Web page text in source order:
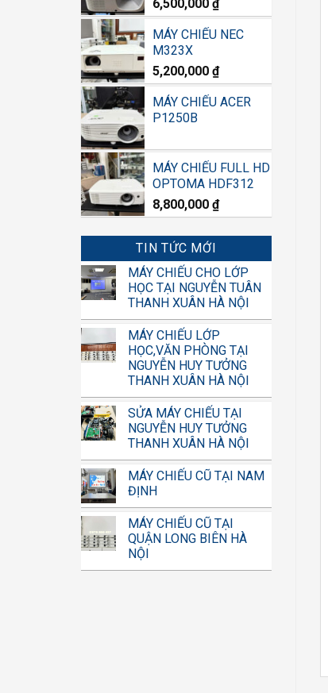
6,500,000 ₫
MÁY CHIẾU NEC
M323X
5,200,000 ₫
MÁY CHIẾU ACER
P1250B
MÁY CHIẾU FULL HD
OPTOMA HDF312
8,800,000 ₫
TIN TỨC MỚI
MÁY CHIẾU CHO LỚP
HỌC TẠI NGUYỄN TUÂN
THANH XUÂN HÀ NỘI
MÁY CHIẾU LỚP
HỌC,VĂN PHÒNG TẠI
NGUYỄN HUY TƯỞNG
THANH XUÂN HÀ NỘI
SỬA MÁY CHIẾU TẠI
NGUYỄN HUY TƯỞNG
THANH XUÂN HÀ NỘI
MÁY CHIẾU CŨ TẠI NAM
ĐỊNH
MÁY CHIẾU CŨ TẠI
QUẬN LONG BIÊN HÀ
NỘI